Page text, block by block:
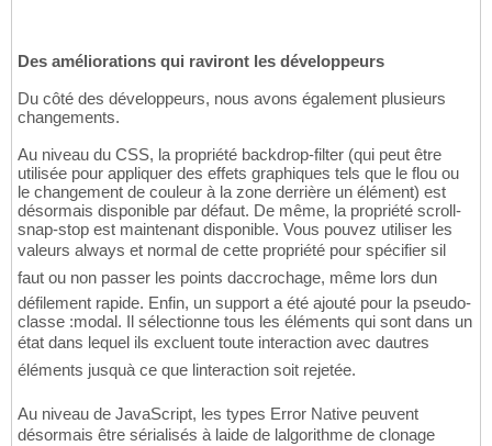
Des améliorations qui raviront les développeurs
Du côté des développeurs, nous avons également plusieurs
changements.
Au niveau du CSS, la propriété backdrop-filter (qui peut être
utilisée pour appliquer des effets graphiques tels que le flou ou
le changement de couleur à la zone derrière un élément) est
désormais disponible par défaut. De même, la propriété scroll-
snap-stop est maintenant disponible. Vous pouvez utiliser les
valeurs always et normal de cette propriété pour spécifier sil
faut ou non passer les points daccrochage, même lors dun
défilement rapide. Enfin, un support a été ajouté pour la pseudo-
classe :modal. Il sélectionne tous les éléments qui sont dans un
état dans lequel ils excluent toute interaction avec dautres
éléments jusquà ce que linteraction soit rejetée.
Au niveau de JavaScript, les types Error Native peuvent
désormais être sérialisés à laide de lalgorithme de clonage